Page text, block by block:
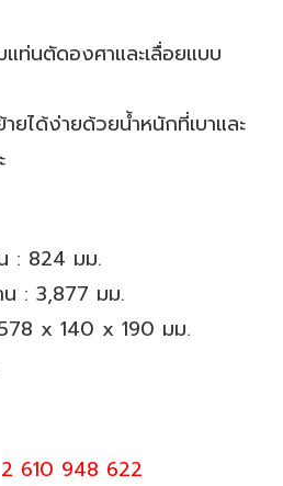
นตัดองศาและเลื่อยแบบ
ได้ง่ายด้วยน้ำหนักที่เบาและ
: 824 มม.
น : 3,877 มม.
x 140 x 190 มม.
2 610 948 622